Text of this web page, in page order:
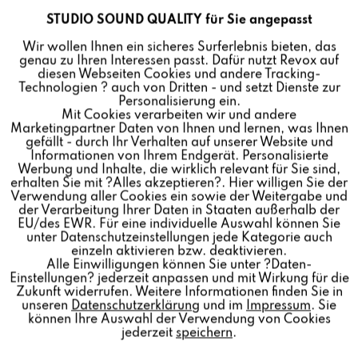
Leben. Ihre Karriere startete sie als Sängerin der
Mundart-Rockband „BigFisch“, deren erste Single in
ihrem Heimatkanton Wallis ein Hit wurde. Der
Durchbruch erfolgte im Rahmen einer von TV-
Entertainer Stefan Raab entwickelten Castingshow. Als
Gewinnerin erhielt Heinzmann einen Plattenvertrag und
startete durch. 2019 veröffentlichte sie nach einer
Auszeit ihr fünftes Studioalbum „All we need is love“.
Für Ihre Musik wurde sie bereits mit zahlreichen Preisen
ausgezeichnet. Unter anderem mehrfach mit dem Swiss
Music Award, dem Echo, Comet, 1Live Krone und einem
MTV Europe Music Award.
Neben den Musikern Baschi, Marius Bear und Sensu ist
Heinzmann das vierte prominente Mitglied der Revox
Family. „Wir freuen uns sehr, Stefanie in unserer Revox
Family als Markenbotschafterin zu begrüßen“, sagt
Funktionale Aktiv
Marketing Inaktiv
Tracking Inaktiv
Personalisierung Inaktiv
Service Inaktiv
STUDIO SOUND QUALITY für Sie angepasst
Wir wollen Ihnen ein sicheres Surferlebnis bieten, das
genau zu Ihren Interessen passt. Dafür nutzt Revox auf
diesen Webseiten Cookies und andere Tracking-
Technologien ? auch von Dritten - und setzt Dienste zur
Personalisierung ein.
Mit Cookies verarbeiten wir und andere
Marketingpartner Daten von Ihnen und lernen, was Ihnen
gefällt - durch Ihr Verhalten auf unserer Website und
Informationen von Ihrem Endgerät. Personalisierte
Werbung und Inhalte, die wirklich relevant für Sie sind,
erhalten Sie mit ?Alles akzeptieren?. Hier willigen Sie der
Verwendung aller Cookies ein sowie der Weitergabe und
der Verarbeitung Ihrer Daten in Staaten außerhalb der
EU/des EWR. Für eine individuelle Auswahl können Sie
unter Datenschutzeinstellungen jede Kategorie auch
einzeln aktivieren bzw. deaktivieren.
Alle Einwilligungen können Sie unter ?Daten-
Einstellungen? jederzeit anpassen und mit Wirkung für die
Zukunft widerrufen. Weitere Informationen finden Sie in
unseren Datenschutzerklärung und im Impressum. Sie
können Ihre Auswahl der Verwendung von Cookies
jederzeit speichern.